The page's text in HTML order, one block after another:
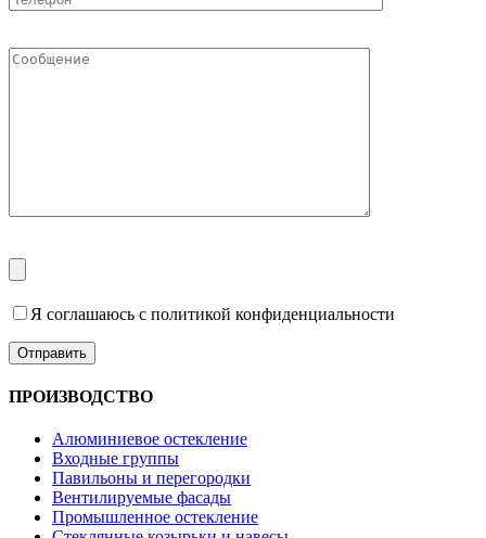
Я соглашаюсь с политикой конфиденциальности
ПРОИЗВОДСТВО
Алюминиевое остекление
Входные группы
Павильоны и перегородки
Вентилируемые фасады
Промышленное остекление